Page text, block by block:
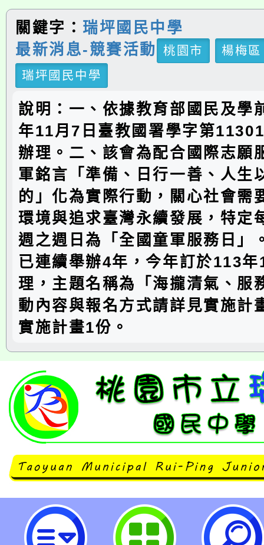
關鍵字： 瑞坪國民中學
最新消息-競賽活動
桃園市
楊梅區
瑞坪國民中學
說明：一、依據教育部國民及學
年11月7日臺教國署學字第
辦理。二、該會為配合國際志願
軍銘言「準備、日行一善、人生
的」化為實際行動，關心社會需
環境與追求臺灣永續發展，特定
週之週日為「全國童軍服務日」
已連續舉辦4年，今年訂於113
理，主題名稱為「海攏清氣、服
動內容與報名方式請詳見實施計
實施計畫1份。
主旨：轉知中華民國童軍總會(以
「中華民國童軍113年全國童軍服